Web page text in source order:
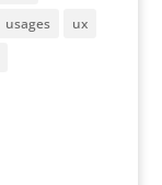
usages
ux